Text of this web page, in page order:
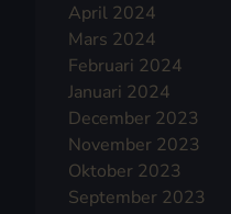
April 2024
Mars 2024
Februari 2024
Januari 2024
December 2023
November 2023
Oktober 2023
September 2023